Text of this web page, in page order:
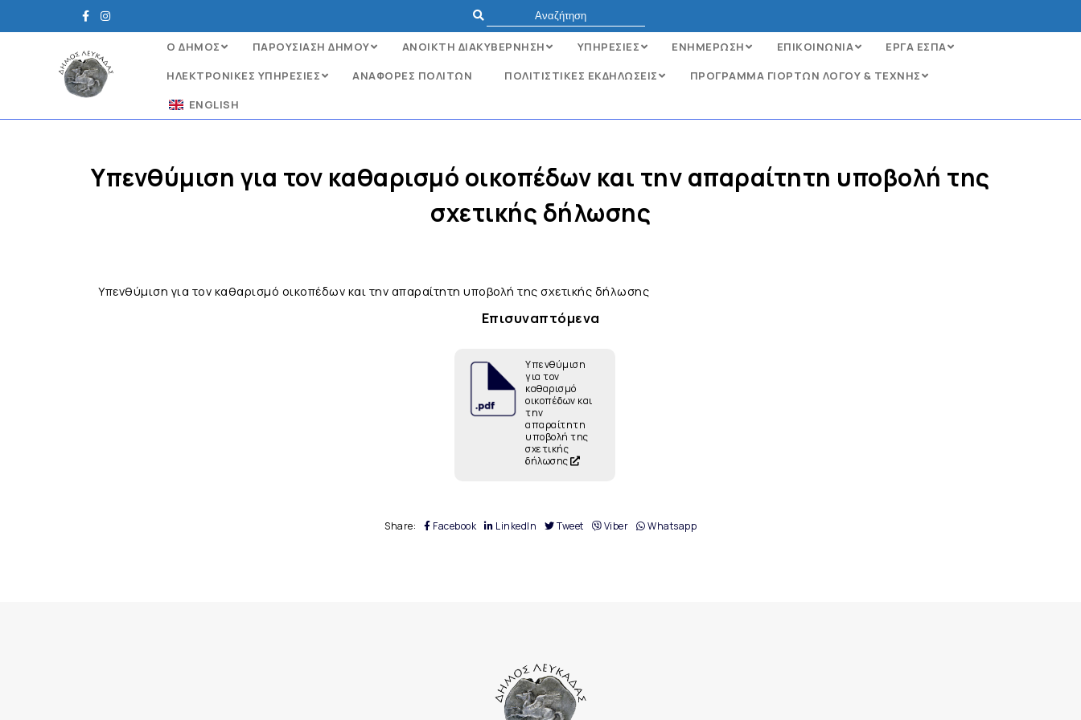
Ο ΔΗΜΟΣ ΠΑΡΟΥΣΙΑΣΗ ΔΗΜΟΥ ΑΝΟΙΚΤΗ ΔΙΑΚΥΒΕΡΝΗΣΗ ΥΠΗΡΕΣΙΕΣ ΕΝΗΜΕΡΩΣΗ ΕΠΙΚΟΙΝΩΝΙΑ
ΕΡΓΑ ΕΣΠΑ
ΗΛΕΚΤΡΟΝΙΚΈΣ ΥΠΗΡΕΣΊΕΣ
ΑΝΑΦΟΡΈΣ ΠΟΛΙΤΏΝ ΠΟΛΙΤΙΣΤΙΚΕΣ ΕΚΔΗΛΩΣΕΙΣ
ΠΡΟΓΡΑΜΜΑ ΓΙΟΡΤΩΝ ΛΟΓΟΥ & ΤΕΧΝΗΣ
ENGLISH
Υπενθύμιση για τον καθαρισμό οικοπέδων και την απαραίτητη υποβολή της
σχετικής δήλωσης
Υπενθύμιση για τον καθαρισμό οικοπέδων και την απαραίτητη υποβολή της σχετικής δήλωσης
Επισυναπτόμενα
Υπενθύμιση
για τον
καθαρισμό
οικοπέδων και
την
απαραίτητη
υποβολή της
σχετικής
δήλωσης
Share: Facebook LinkedIn Tweet Viber Whatsapp